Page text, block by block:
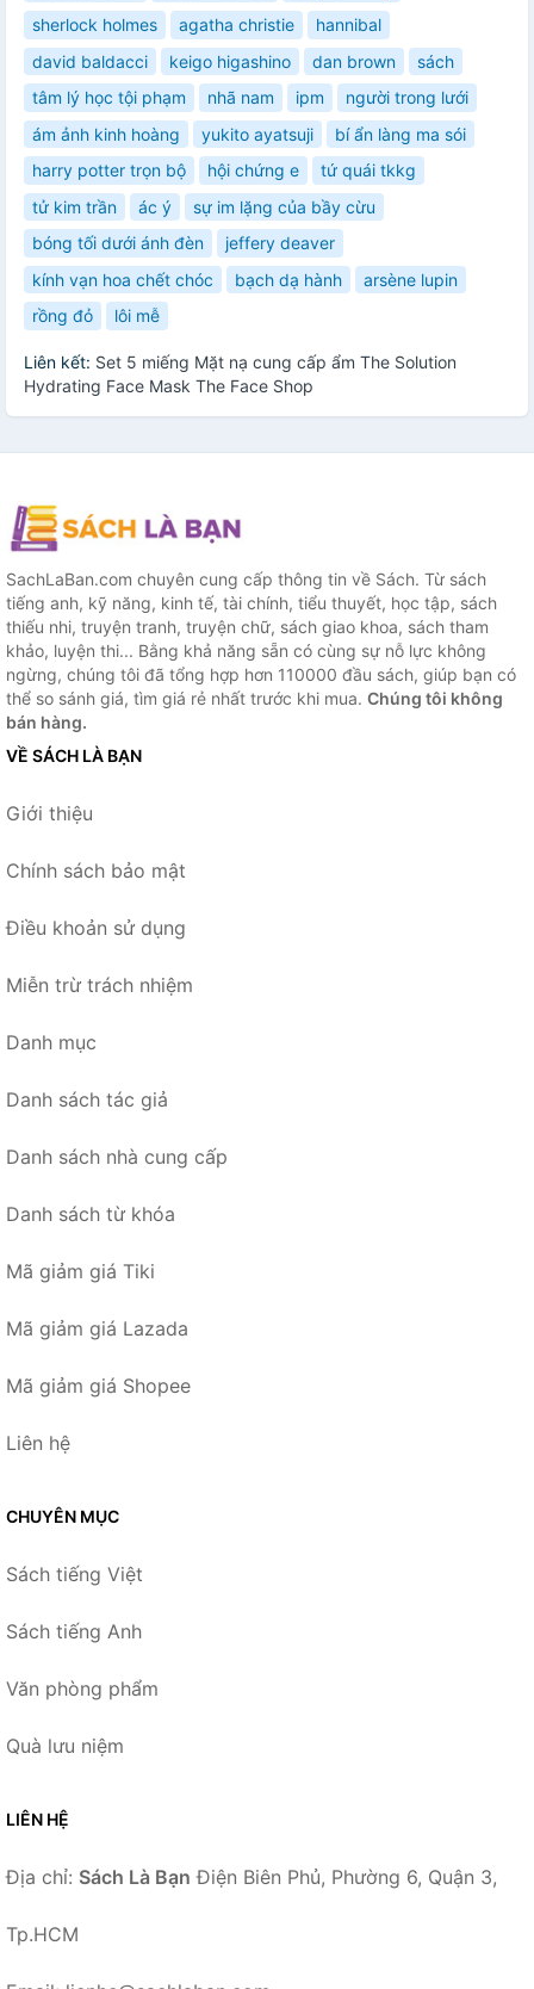
sherlock holmes
agatha christie
hannibal
david baldacci
keigo higashino dan brown
sách
tâm lý học tội phạm
nhã nam ipm
người trong lưới
ám ảnh kinh hoàng
yukito ayatsuji
bí ẩn làng ma sói
harry potter trọn bộ
hội chứng e
tứ quái tkkg
tử kim trần
ác ý
sự im lặng của bầy cừu
bóng tối dưới ánh đèn
jeffery deaver
kính vạn hoa chết chóc
bạch dạ hành
arsène lupin
rồng đỏ
lôi mễ
Liên kết: Set 5 miếng Mặt nạ cung cấp ẩm The Solution
Hydrating Face Mask The Face Shop
SachLaBan.com chuyên cung cấp thông tin về Sách. Từ sách
tiếng anh, kỹ năng, kinh tế, tài chính, tiểu thuyết, học tập, sách
thiếu nhi, truyện tranh, truyện chữ, sách giao khoa, sách tham
khảo, luyện thi... Bằng khả năng sẵn có cùng sự nỗ lực không
ngừng, chúng tôi đã tổng hợp hơn 110000 đầu sách, giúp bạn có
thể so sánh giá, tìm giá rẻ nhất trước khi mua. Chúng tôi không
bán hàng.
VỀ SÁCH LÀ BẠN
Giới thiệu
Chính sách bảo mật
Điều khoản sử dụng
Miễn trừ trách nhiệm
Danh mục
Danh sách tác giả
Danh sách nhà cung cấp
Danh sách từ khóa
Mã giảm giá Tiki
Mã giảm giá Lazada
Mã giảm giá Shopee
Liên hệ
CHUYÊN MỤC
Sách tiếng Việt
Sách tiếng Anh
Văn phòng phẩm
Quà lưu niệm
LIÊN HỆ
Địa chỉ: Sách Là Bạn Điện Biên Phủ, Phường 6, Quận 3,
Tp.HCM